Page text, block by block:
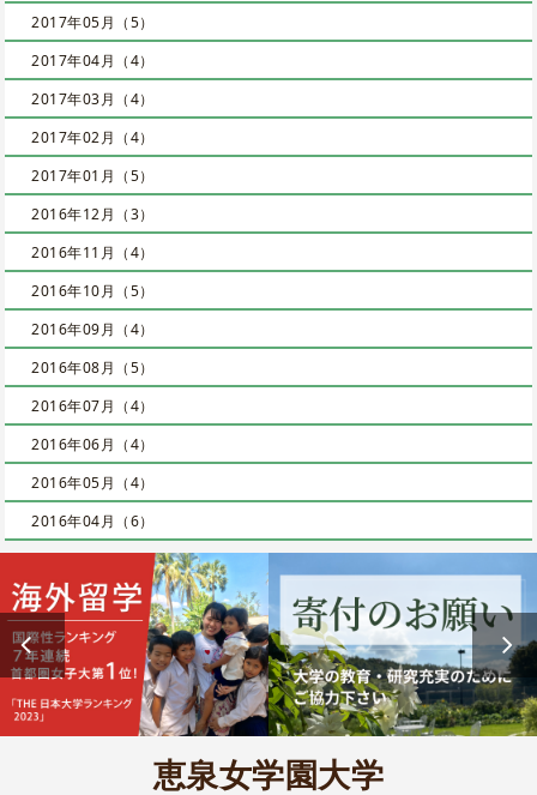
2017年05月（5）
2017年04月（4）
2017年03月（4）
2017年02月（4）
2017年01月（5）
2016年12月（3）
2016年11月（4）
2016年10月（5）
2016年09月（4）
2016年08月（5）
2016年07月（4）
2016年06月（4）
2016年05月（4）
2016年04月（6）
恵泉女学園大学